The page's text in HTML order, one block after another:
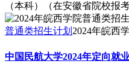
（本科）（在安徽省院校报
普通类招生计划 2024年皖西
中国民航大学2024年定向就